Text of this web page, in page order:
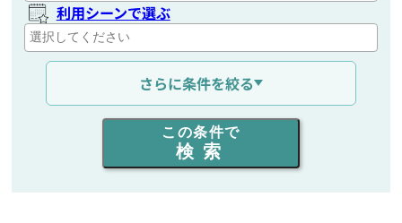
利用シーンで選ぶ
通信距離を選ぶ
出力を選ぶ
同時通話人数を選ぶ
さらに条件を絞る
この条件で
検索